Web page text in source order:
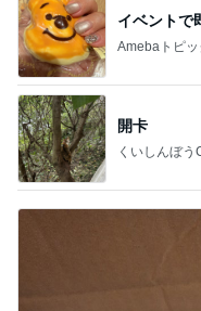
イベントで
Amebaトピッ
開卡
くいしんぼ